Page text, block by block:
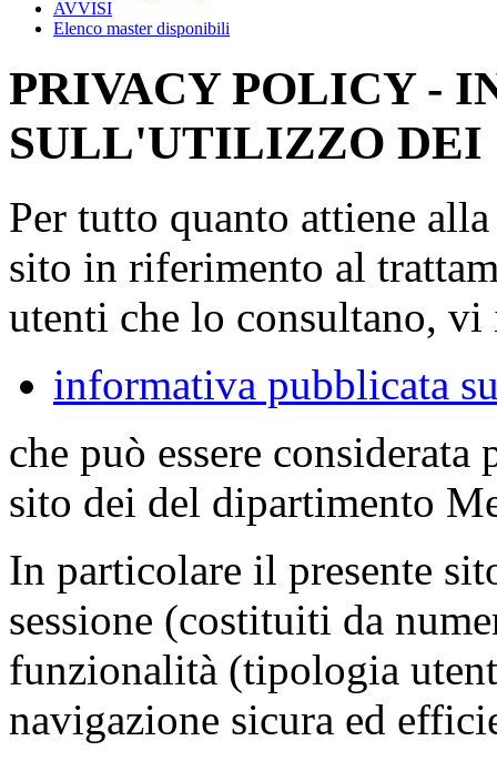
AVVISI
Elenco master disponibili
PRIVACY POLICY -
SULL'UTILIZZO DEI
Per tutto quanto attiene
sito in riferimento al
utenti che lo consultano,
informativa pubblicata
che può essere
sito dei del dipartimento
In particolare il presente
sessione (costituiti da
funzionalità (tipologia
navigazione sicura ed